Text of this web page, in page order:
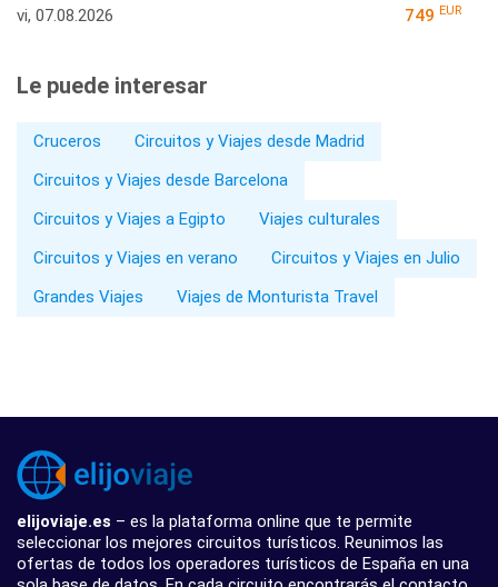
vi, 07.08.2026 749 EUR
Le puede interesar
Cruceros
Circuitos y Viajes desde Madrid
Circuitos y Viajes desde Barcelona
Circuitos y Viajes a Egipto
Viajes culturales
Circuitos y Viajes en verano
Circuitos y Viajes en Julio
Grandes Viajes
Viajes de Monturista Travel
elijoviaje.es – es la plataforma online que te permite
seleccionar los mejores circuitos turísticos. Reunimos las
ofertas de todos los operadores turísticos de España en una